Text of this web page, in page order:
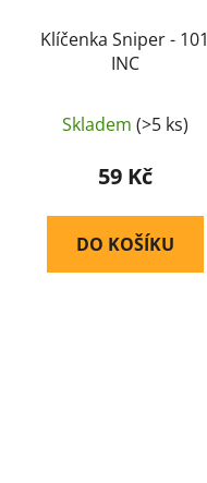
Klíčenka Sniper - 101
INC
Skladem (>5 ks)
59 Kč
DO KOŠÍKU